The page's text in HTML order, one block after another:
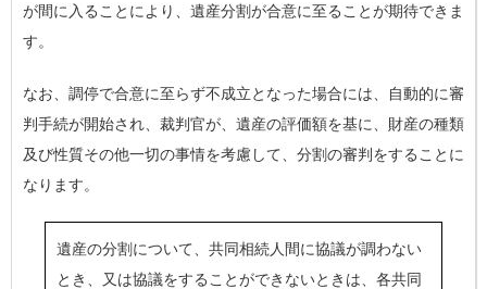
が間に入ることにより、遺産分割が合意に至ることが期待できま
す。
なお、調停で合意に至らず不成立となった場合には、自動的に審
判手続が開始され、裁判官が、遺産の評価額を基に、財産の種類
及び性質その他一切の事情を考慮して、分割の審判をすることに
なります。
遺産の分割について、共同相続人間に協議が調わない
とき、又は協議をすることができないときは、各共同